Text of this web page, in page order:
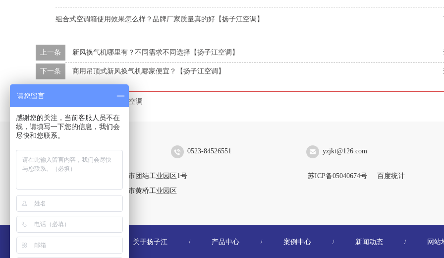
组合式空调箱使用效果怎么样？品牌厂家质量真的好【扬子江空调】
上一条 新风换气机哪里有？不同需求不同选择【扬子江空调】
下一条 商用吊顶式新风换气机哪家便宜？【扬子江空调】
本文标签： 扬子江空调
扬子江空调集团有限公司 0523-84526551 yzjkt@126.com
靖江生产区：江苏省靖江市团结工业园区1号
黄桥生产区：江苏省泰兴市黄桥工业园区
苏ICP备05040674号 百度统计
关于扬子江 / 产品中心 / 案例中心 / 新闻动态 / 网站
请您留言
感谢您的关注，当前客服人员不在
线，请填写一下您的信息，我们会
尽快和您联系。